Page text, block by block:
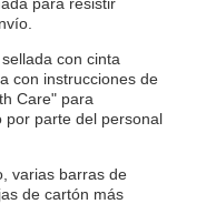
con cinta
con instrucciones de
Care" para
por parte del personal
varias barras de
de cartón más